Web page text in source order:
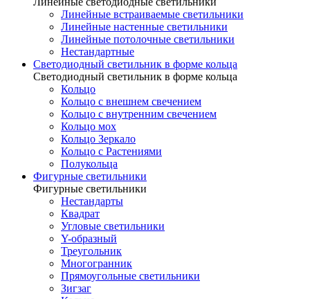
Линейные встраиваемые светильники
Линейные настенные светильники
Линейные потолочные светильники
Нестандартные
Светодиодный светильник в форме кольца
Светодиодный светильник в форме кольца
Кольцо
Кольцо с внешнем свечением
Кольцо с внутренним свечением
Кольцо мох
Кольцо Зеркало
Кольцо с Растениями
Полукольца
Фигурные светильники
Фигурные светильники
Нестандарты
Квадрат
Угловые светильники
Y-образный
Треугольник
Многогранник
Прямоугольные светильники
Зигзаг